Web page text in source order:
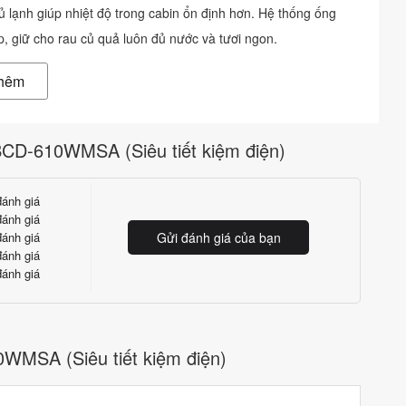
giúp nhiệt độ trong cabin ổn định hơn. Hệ thống ống
giữ cho rau củ quả luôn đủ nước và tươi ngon.
độ
mở được góc đến 90 độ, điều đó giúp bạn có thể dễ dàng
lạnh ra bên ngoài. Bạn chỉ cần mở một cánh cửa mỗi khi
610WMSA (Siêu tiết kiệm điện)
giá
giá
giá
giá
giá
Gửi đánh giá của bạn
(Siêu tiết kiệm điện)